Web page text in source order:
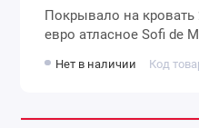
Покрывало на кровать 230х250
евро атласное
Нет в наличии Код